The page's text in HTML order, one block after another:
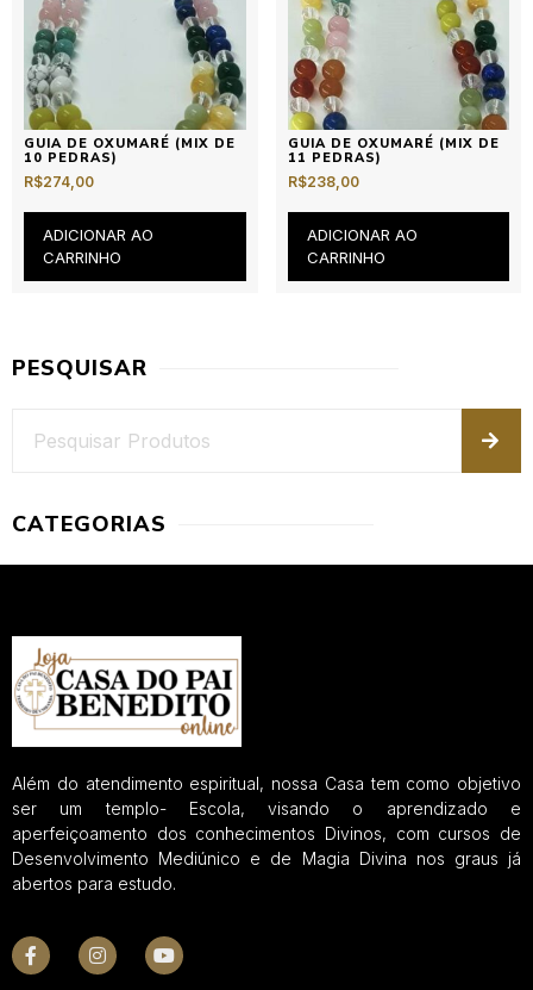
GUIA DE OXUMARÉ (MIX DE
10 PEDRAS)
R$274,00
ADICIONAR AO
CARRINHO
GUIA DE OXUMARÉ (MIX DE
11 PEDRAS)
R$238,00
ADICIONAR AO
CARRINHO
PESQUISAR
CATEGORIAS
Além do atendimento espiritual, nossa Casa tem como objetivo
ser um templo- Escola, visando o aprendizado e
aperfeiçoamento dos conhecimentos Divinos, com cursos de
Desenvolvimento Mediúnico e de Magia Divina nos graus já
abertos para estudo.